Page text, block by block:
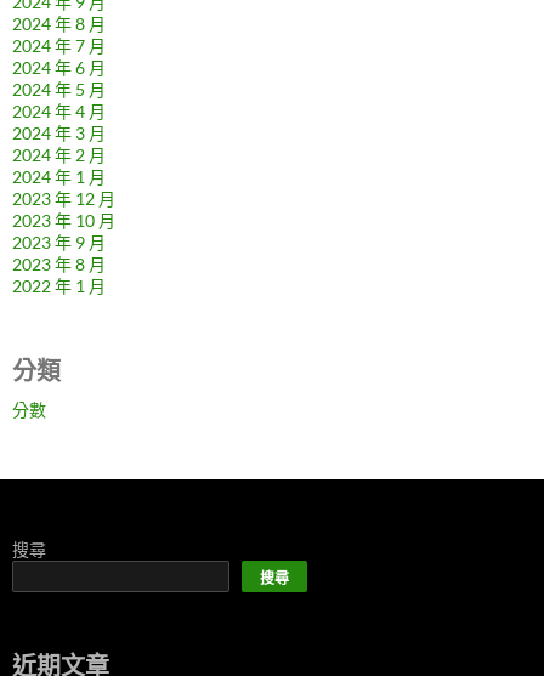
2024 年 8 月
2024 年 7 月
2024 年 6 月
2024 年 5 月
2024 年 4 月
2024 年 3 月
2024 年 2 月
2024 年 1 月
2023 年 12 月
2023 年 10 月
2023 年 9 月
2023 年 8 月
2022 年 1 月
分類
分數
搜尋
搜尋
近期文章